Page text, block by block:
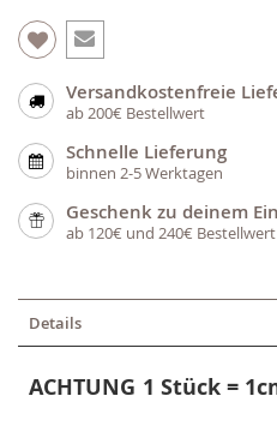
Versandkostenfreie
ab 200€ Bestellwert
Schnelle Lieferung
binnen 2-5 Werktagen
Geschenk zu deinem
ab 120€ und 240€ Bestellwert
Details
ACHTUNG 1 Stück =